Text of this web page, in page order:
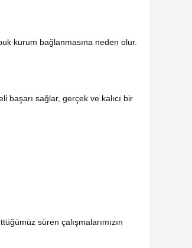
kurum bağlanmasına neden olur.
başarı sağlar, gerçek ve kalıcı bir
süren çalışmalarımızın